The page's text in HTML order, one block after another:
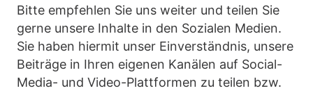
Bitte empfehlen Sie uns weiter und teilen Sie
gerne unsere Inhalte in den Sozialen Medien.
Sie haben hiermit unser Einverständnis, unsere
Beiträge in Ihren eigenen Kanälen auf Social-
Media- und Video-Plattformen zu teilen bzw.